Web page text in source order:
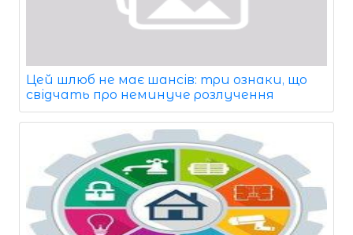
Цей шлюб не має шансів: три ознаки, що
свідчать про неминуче розлучення